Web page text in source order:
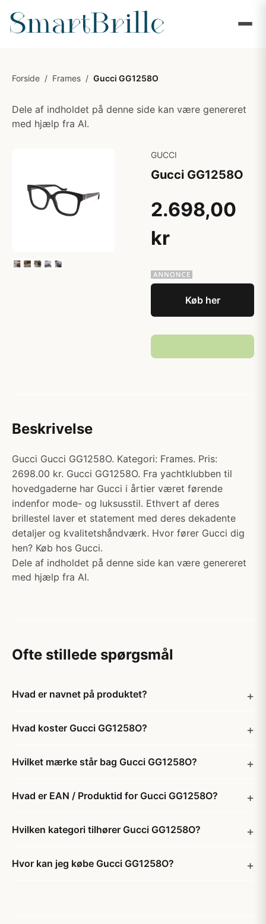
Forside / Frames / Gucci GG1258O
Dele af indholdet på denne side kan være genereret
med hjælp fra AI.
GUCCI
Gucci GG1258O
2.698,00
kr
Køb her
Beskrivelse
Gucci Gucci GG1258O. Kategori: Frames. Pris:
2698.00 kr. Gucci GG1258O. Fra yachtklubben til
hovedgaderne har Gucci i årtier været førende
indenfor mode- og luksusstil. Ethvert af deres
brillestel laver et statement med deres dekadente
detaljer og kvalitetshåndværk. Hvor fører Gucci dig
hen? Køb hos Gucci.
Dele af indholdet på denne side kan være genereret
med hjælp fra AI.
Ofte stillede spørgsmål
Hvad er navnet på produktet?
Hvad koster Gucci GG1258O?
Hvilket mærke står bag Gucci GG1258O?
Hvad er EAN / Produktid for Gucci GG1258O?
Hvilken kategori tilhører Gucci GG1258O?
Hvor kan jeg købe Gucci GG1258O?